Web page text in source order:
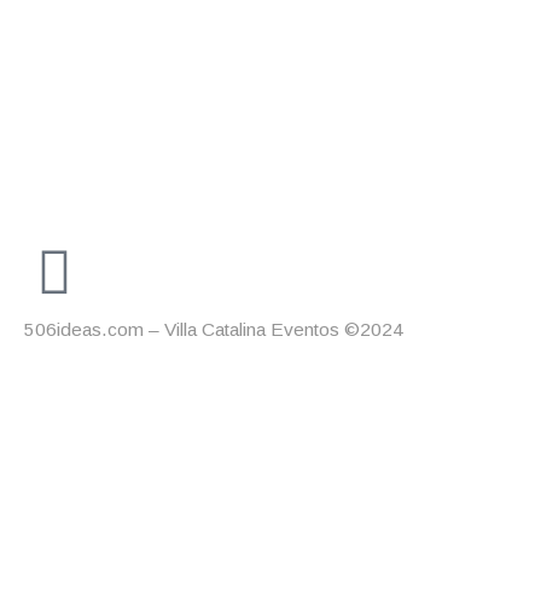
506ideas.com – Villa Catalina Eventos ©2024